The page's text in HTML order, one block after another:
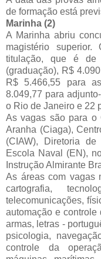
de formação está
Marinha (2)
A Marinha abriu
magistério
titulação, que é de
(graduação), R$
R$ 5.466,55 para
8.049,77 para
o Rio de Janeiro e 22
As vagas são para o
Aranha (Ciaga),
(CIAW), Diretoria
Escola Naval (EN),
Instrução Almirante
As áreas com vagas
cartografia,
telecomunicações,
automação e
armas, letras -
psicologia,
controle da